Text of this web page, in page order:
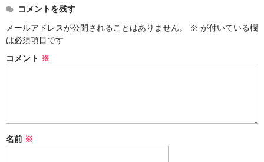
メンバー
ヴォーカリスト
コメントを残す
メールアドレスが公開されることはありません。
※ が付いている欄
は必須項目です
コメント ※
名前 ※